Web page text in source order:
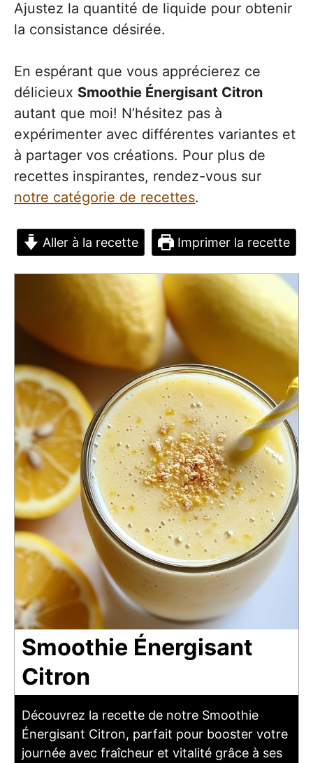
Ajustez la quantité de liquide pour obtenir
la consistance désirée.
En espérant que vous apprécierez ce
délicieux Smoothie Énergisant Citron
autant que moi! N’hésitez pas à
expérimenter avec différentes variantes et
à partager vos créations. Pour plus de
recettes inspirantes, rendez-vous sur
notre catégorie de recettes.
Aller à la recette Imprimer la recette
Smoothie Énergisant
Citron
Découvrez la recette de notre Smoothie
Énergisant Citron, parfait pour booster votre
journée avec fraîcheur et vitalité grâce à ses